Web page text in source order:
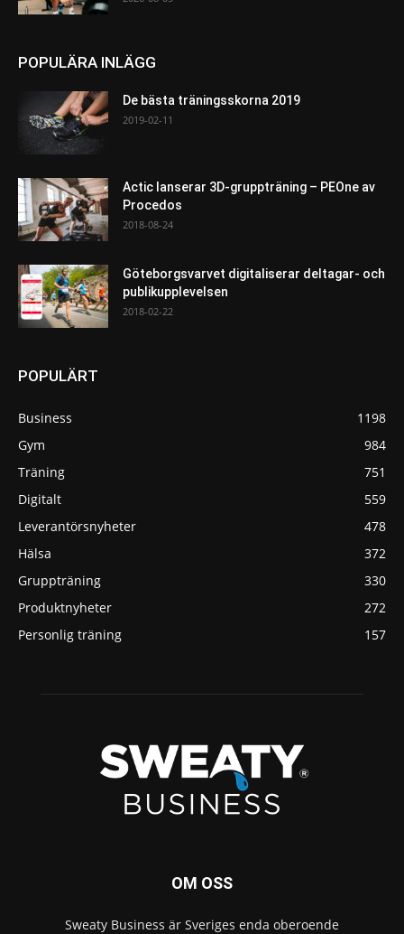
POPULÄRA INLÄGG
De bästa träningsskorna 2019
2019-02-11
Actic lanserar 3D-gruppträning – PEOne av
Procedos
2018-08-24
Göteborgsvarvet digitaliserar deltagar- och
publikupplevelsen
2018-02-22
POPULÄRT
Business
1198
Gym
984
Träning
751
Digitalt
559
Leverantörsnyheter
478
Hälsa
372
Gruppträning
330
Produktnyheter
272
Personlig träning
157
OM OSS
Sweaty Business är Sveriges enda oberoende